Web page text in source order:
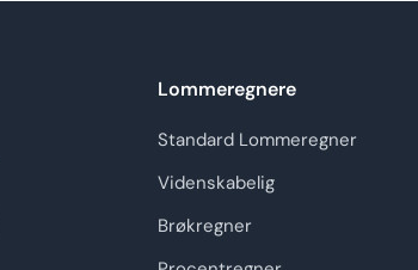
Lommeregnere
Standard Lommeregner
Videnskabelig
Brøkregner